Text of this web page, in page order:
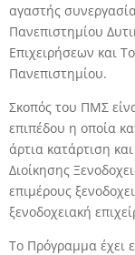
αγαστής
Πανεπιστημίου
Επιχειρήσεων και
Πανεπιστημίου.
Σκοπός του ΠΜΣ
επιπέδου η οποία
άρτια κατάρτιση
Διοίκησης
επιμέρους
ξενοδοχειακή
Το Πρόγραμμα έχει